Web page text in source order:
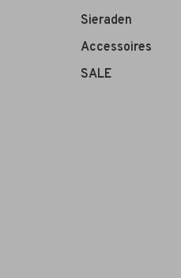
Sieraden
Accessoires
SALE